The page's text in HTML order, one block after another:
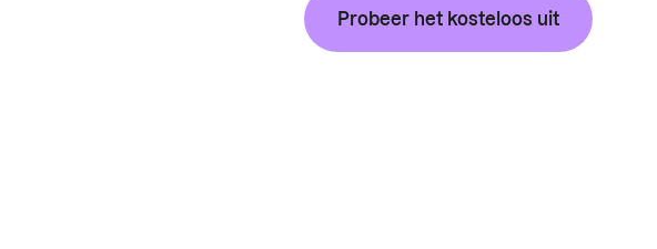
Probeer het kosteloos uit